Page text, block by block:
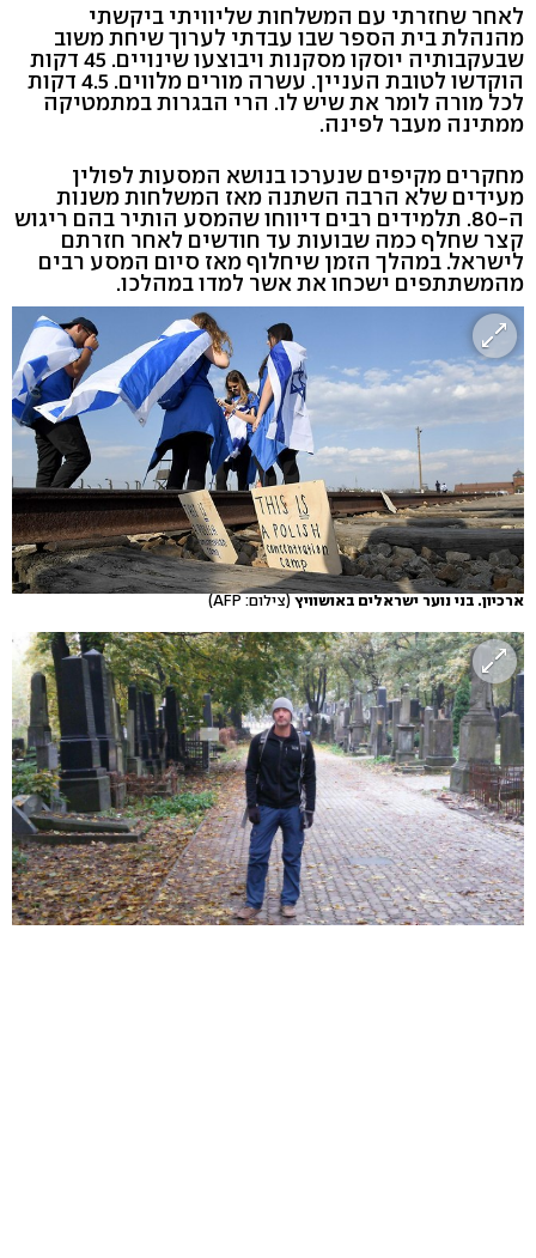
לאחר שחזרתי עם המשלחות שליוויתי ביקשתי
מהנהלת בית הספר שבו עבדתי לערוך שיחת משוב
שבעקבותיה יוסקו מסקנות ויבוצעו שינויים. 45 דקות
הוקדשו לטובת העניין. עשרה מורים מלווים. 4.5 דקות
לכל מורה לומר את שיש לו. הרי הבגרות במתמטיקה
ממתינה מעבר לפינה.
מחקרים מקיפים שנערכו בנושא המסעות לפולין
מעידים שלא הרבה השתנה מאז המשלחות משנות
ה-80. תלמידים רבים דיווחו שהמסע הותיר בהם ריגוש
קצר שחלף כמה שבועות עד חודשים לאחר חזרתם
לישראל. במהלך הזמן שיחלוף מאז סיום המסע רבים
מהמשתתפים ישכחו את אשר למדו במהלכו.
ארכיון. בני נוער ישראלים באושוויץ (צילום: AFP)